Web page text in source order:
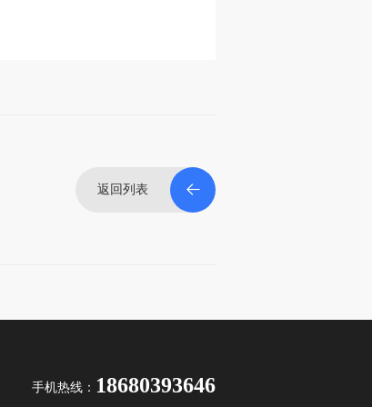
返回列表
手机热线： 18680393646